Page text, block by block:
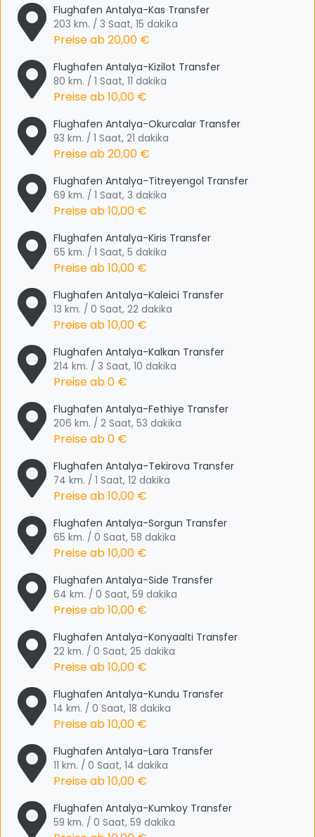
Flughafen Antalya-Kas Transfer
203 km. / 3 Saat, 15 dakika
Preise ab20,00 €
Flughafen Antalya-Kizilot Transfer
80 km. / 1 Saat, 11 dakika
Preise ab10,00 €
Flughafen Antalya-Okurcalar Transfer
93 km. / 1 Saat, 21 dakika
Preise ab20,00 €
Flughafen Antalya-Titreyengol Transfer
69 km. / 1 Saat, 3 dakika
Preise ab10,00 €
Flughafen Antalya-Kiris Transfer
65 km. / 1 Saat, 5 dakika
Preise ab10,00 €
Flughafen Antalya-Kaleici Transfer
13 km. / 0 Saat, 22 dakika
Preise ab10,00 €
Flughafen Antalya-Kalkan Transfer
214 km. / 3 Saat, 10 dakika
Preise ab0 €
Flughafen Antalya-Fethiye Transfer
206 km. / 2 Saat, 53 dakika
Preise ab0 €
Flughafen Antalya-Tekirova Transfer
74 km. / 1 Saat, 12 dakika
Preise ab10,00 €
Flughafen Antalya-Sorgun Transfer
65 km. / 0 Saat, 58 dakika
Preise ab10,00 €
Flughafen Antalya-Side Transfer
64 km. / 0 Saat, 59 dakika
Preise ab10,00 €
Flughafen Antalya-Konyaalti Transfer
22 km. / 0 Saat, 25 dakika
Preise ab10,00 €
Flughafen Antalya-Kundu Transfer
14 km. / 0 Saat, 18 dakika
Preise ab10,00 €
Flughafen Antalya-Lara Transfer
11 km. / 0 Saat, 14 dakika
Preise ab10,00 €
Flughafen Antalya-Kumkoy Transfer
59 km. / 0 Saat, 59 dakika